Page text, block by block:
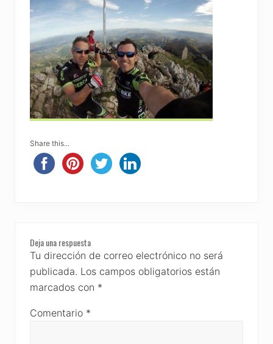
Share this...
Reader
Interactions
Deja una respuesta
Tu dirección de correo electrónico no será
publicada. Los campos obligatorios están
marcados con *
Comentario *